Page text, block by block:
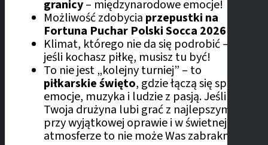
granicy– międzynarodowe emocje!
Możliwość zdobycia przepustki na
Fortuna Puchar Polski Socca 2026
Klimat, którego nie da się podrobić –
jeśli kochasz piłkę, musisz tu być!
To nie jest „kolejny turniej” – to
piłkarskie święto, gdzie łączą się sport,
emocje, muzyka i ludzie z pasją. Jeśli
Twoja drużyna lubi grać z najlepszymi,
przy wyjątkowej oprawie i w świetnej
atmosferze to nie może Was zabraknąć!